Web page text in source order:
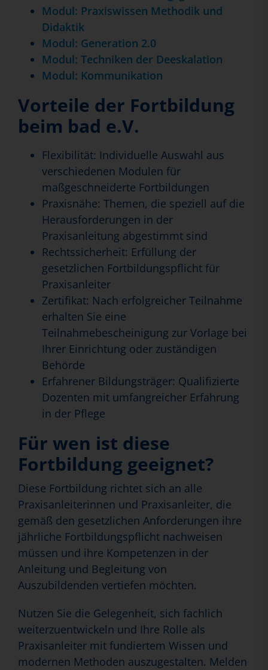
Modul: Praxiswissen Methodik und
Didaktik
Modul: Generation 2.0
Modul: Techniken der Deeskalation
Modul: Kommunikation
Vorteile der Fortbildung
beim bad e.V.
Flexibilität: Individuelle Auswahl aus
verschiedenen Modulen für
maßgeschneiderte Fortbildungen
Praxisnähe: Themen, die speziell auf die
Herausforderungen in der
Praxisanleitung abgestimmt sind
Rechtssicherheit: Erfüllung der
gesetzlichen Fortbildungspflicht für
Praxisanleiter
Zertifikat: Nach erfolgreicher Teilnahme
erhalten Sie eine
Teilnahmebescheinigung zur Vorlage bei
Ihrer Einrichtung oder zuständigen
Behörde
Erfahrener Bildungsträger: Qualifizierte
Dozenten mit umfangreicher Erfahrung
in der Pflege
Für wen ist diese
Fortbildung geeignet?
Diese Fortbildung richtet sich an alle
Praxisanleiterinnen und Praxisanleiter, die
gemäß den gesetzlichen Anforderungen ihre
jährliche Fortbildungspflicht nachweisen
müssen und ihre Kompetenzen in der
Anleitung und Begleitung von
Auszubildenden vertiefen möchten.
Nutzen Sie die Gelegenheit, sich fachlich
weiterzuentwickeln und Ihre Rolle als
Praxisanleiter mit fundiertem Wissen und
modernen Methoden auszugestalten. Melden